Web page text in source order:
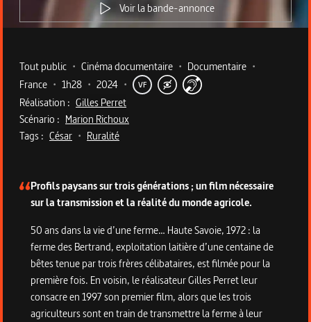
Voir la bande-annonce
Metadata du programme
Tout public • Cinéma documentaire • Documentaire •
France • 1h28 • 2024 • VF
Réalisation : Gilles Perret
Scénario : Marion Richoux
Tags : César • Ruralité
Profils paysans sur trois générations ; un film nécessaire
sur la transmission et la réalité du monde agricole.
50 ans dans la vie d’une ferme… Haute Savoie, 1972 : la
ferme des Bertrand, exploitation laitière d’une centaine de
bêtes tenue par trois frères célibataires, est filmée pour la
première fois. En voisin, le réalisateur Gilles Perret leur
consacre en 1997 son premier film, alors que les trois
agriculteurs sont en train de transmettre la ferme à leur